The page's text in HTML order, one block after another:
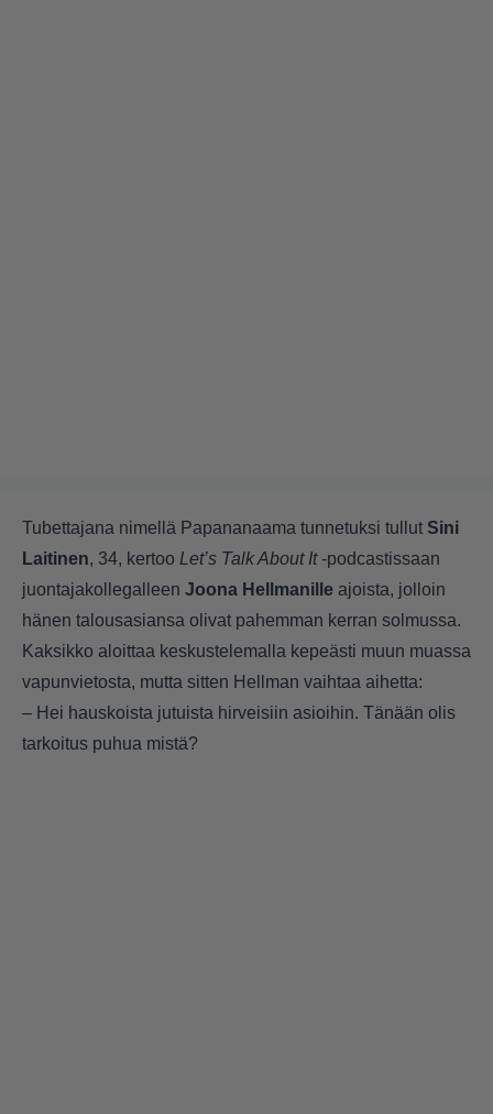
Tubettajana nimellä Papananaama tunnetuksi tullut Sini
Laitinen, 34, kertoo Let’s Talk About It-podcastissaan
juontajakollegalleen Joona Hellmanille ajoista, jolloin
hänen talousasiansa olivat pahemman kerran solmussa.
Kaksikko aloittaa keskustelemalla kepeästi muun muassa
vapunvietosta, mutta sitten Hellman vaihtaa aihetta:
– Hei hauskoista jutuista hirveisiin asioihin. Tänään olis
tarkoitus puhua mistä?